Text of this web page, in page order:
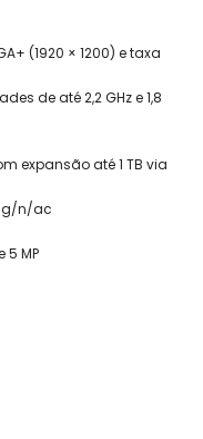
(1920 × 1200) e taxa
de até 2,2 GHz e 1,8
expansão até 1 TB via
g/n/ac
5 MP